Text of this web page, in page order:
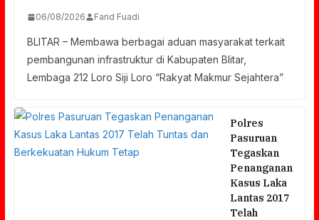
06/08/2026 Farid Fuadi
BLITAR – Membawa berbagai aduan masyarakat terkait
pembangunan infrastruktur di Kabupaten Blitar,
Lembaga 212 Loro Siji Loro “Rakyat Makmur Sejahtera”
Polres
Pasuruan
Tegaskan
Penanganan
Kasus Laka
Lantas 2017
Telah